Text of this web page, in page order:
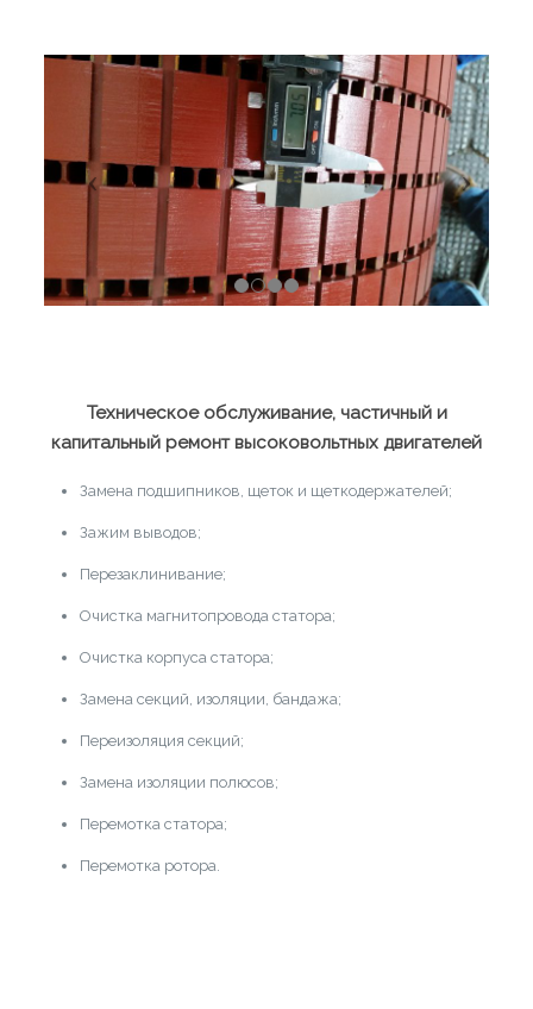
Техническое обслуживание, частичный и
капитальный ремонт высоковольтных двигателей
Замена подшипников, щеток и щеткодержателей;
Зажим выводов;
Перезаклинивание;
Очистка магнитопровода статора;
Очистка корпуса статора;
Замена секций, изоляции, бандажа;
Переизоляция секций;
Замена изоляции полюсов;
Перемотка статора;
Перемотка ротора.